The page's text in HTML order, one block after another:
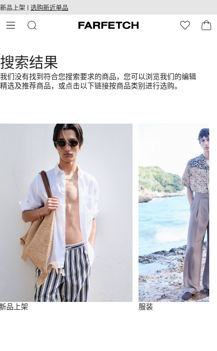
至
内
障碍网络
设
新品上架 | 选购新近单品
搜索结果
我们没有找到符合您搜索要求的商品，您可以浏览我们的编辑
精选及推荐商品，或点击以下链接按商品类别进行选购。
品上架 服装